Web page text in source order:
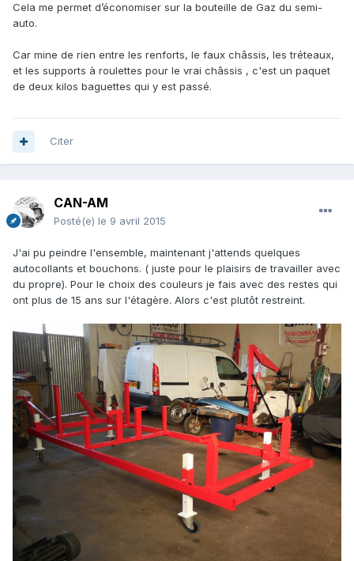
Cela me permet d’économiser sur la bouteille de Gaz du semi-
auto.
Car mine de rien entre les renforts, le faux châssis, les tréteaux,
et les supports à roulettes pour le vrai châssis , c'est un paquet
de deux kilos baguettes qui y est passé.
Citer
CAN-AM
Posté(e) le 9 avril 2015
J'ai pu peindre l'ensemble, maintenant j'attends quelques
autocollants et bouchons. ( juste pour le plaisirs de travailler avec
du propre). Pour le choix des couleurs je fais avec des restes qui
ont plus de 15 ans sur l'étagère. Alors c'est plutôt restreint.